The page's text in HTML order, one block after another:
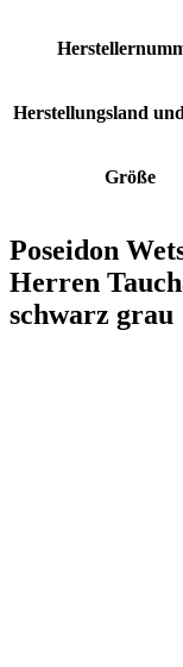
Herstellungsland
Größe
Poseidon
Herren
schwarz grau